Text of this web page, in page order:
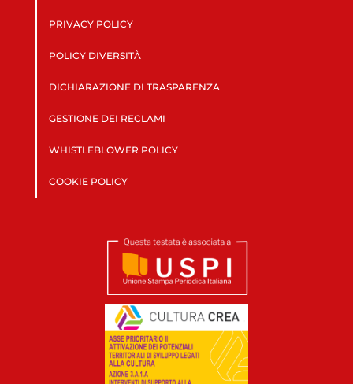
PRIVACY POLICY
POLICY DIVERSITÀ
DICHIARAZIONE DI TRASPARENZA
GESTIONE DEI RECLAMI
WHISTLEBLOWER POLICY
COOKIE POLICY